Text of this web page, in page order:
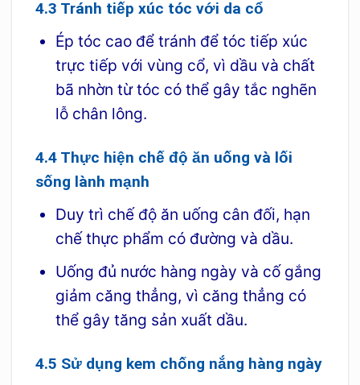
4.3 Tránh tiếp xúc tóc với da cổ
Ép tóc cao để tránh để tóc tiếp xúc
trực tiếp với vùng cổ, vì dầu và chất
bã nhờn từ tóc có thể gây tắc nghẽn
lỗ chân lông.
4.4 Thực hiện chế độ ăn uống và lối
sống lành mạnh
Duy trì chế độ ăn uống cân đối, hạn
chế thực phẩm có đường và dầu.
Uống đủ nước hàng ngày và cố gắng
giảm căng thẳng, vì căng thẳng có
thể gây tăng sản xuất dầu.
4.5 Sử dụng kem chống nắng hàng ngày